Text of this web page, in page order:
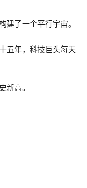
建了一个平行宇宙。
五年，科技巨头每天
新高。